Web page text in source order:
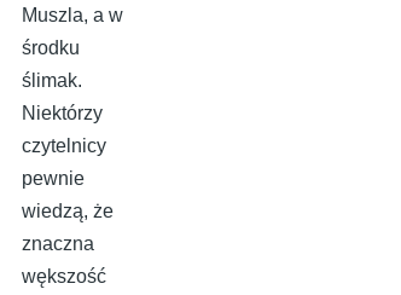
Muszla, a w
środku
ślimak.
Niektórzy
czytelnicy
pewnie
wiedzą, że
znaczna
wększość